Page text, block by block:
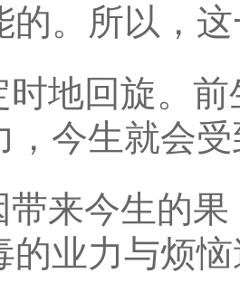
的。所以，
时地回旋。
，今生就会
带来今生的
的业力与烦